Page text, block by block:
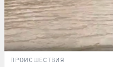
ПРОИСШЕСТВИЯ